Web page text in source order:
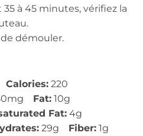
à 45 minutes, vérifiez la
démouler.
Calories: 220
Fat: 10g
Fat: 4g
29g Fiber: 1g